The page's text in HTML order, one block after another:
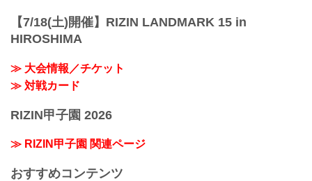
【7/18(土)開催】RIZIN LANDMARK 15 in
HIROSHIMA
≫ 大会情報／チケット
≫ 対戦カード
RIZIN甲子園 2026
≫ RIZIN甲子園 関連ページ
おすすめコンテンツ